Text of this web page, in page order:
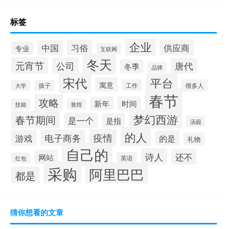
标签
专业 中国 习俗 互联网 企业 供应商
元宵节 公司 冬天 冬季 品牌 唐代
大学 孩子 宋代 寓意 工作 平台 很多人
技能 攻略 敦煌 新年 时间 春节
春节期间 是一个 是指 梦幻西游 汤圆
游戏 电子商务 疫情 的人 的是 礼物
红包 网站 自己的 英语 诗人 还不
都是 采购 阿里巴巴
猜你想看的文章